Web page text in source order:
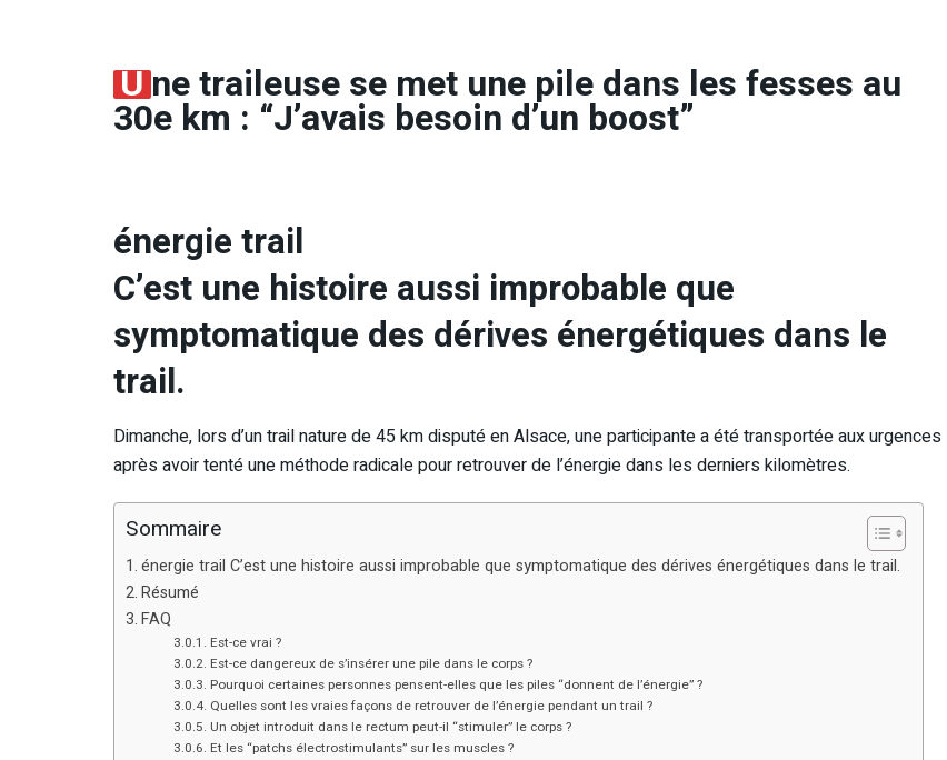
Une traileuse se met une pile dans les fesses au
30e km : “J’avais besoin d’un boost”
énergie trail
C’est une histoire aussi improbable que
symptomatique des dérives énergétiques dans le
trail.
Dimanche, lors d’un trail nature de 45 km disputé en Alsace, une participante a été transportée aux urgences
après avoir tenté une méthode radicale pour retrouver de l’énergie dans les derniers kilomètres.
Sommaire
énergie trail C’est une histoire aussi improbable que symptomatique des dérives énergétiques dans le trail.
Résumé
FAQ
Est-ce vrai ?
Est-ce dangereux de s’insérer une pile dans le corps ?
Pourquoi certaines personnes pensent-elles que les piles “donnent de l’énergie” ?
Quelles sont les vraies façons de retrouver de l’énergie pendant un trail ?
Un objet introduit dans le rectum peut-il “stimuler” le corps ?
Et les “patchs électrostimulants” sur les muscles ?